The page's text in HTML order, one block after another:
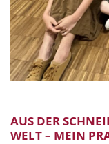
AUS DER
WELT – MEIN